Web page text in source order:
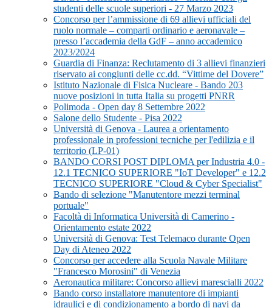
studenti delle scuole superiori - 27 Marzo 2023
Concorso per l’ammissione di 69 allievi ufficiali del
ruolo normale – comparti ordinario e aeronavale –
presso l’accademia della GdF – anno accademico
2023/2024
Guardia di Finanza: Reclutamento di 3 allievi finanzieri
riservato ai congiunti delle cc.dd. “Vittime del Dovere”
Istituto Nazionale di Fisica Nucleare - Bando 203
nuove posizioni in tutta Italia su progetti PNRR
Polimoda - Open day 8 Settembre 2022
Salone dello Studente - Pisa 2022
Università di Genova - Laurea a orientamento
professionale in professioni tecniche per l'edilizia e il
territorio (LP-01)
BANDO CORSI POST DIPLOMA per Industria 4.0 -
12.1 TECNICO SUPERIORE "IoT Developer" e 12.2
TECNICO SUPERIORE "Cloud & Cyber Specialist"
Bando di selezione "Manutentore mezzi terminal
portuale"
Facoltà di Informatica Università di Camerino -
Orientamento estate 2022
Università di Genova: Test Telemaco durante Open
Day di Ateneo 2022
Concorso per accedere alla Scuola Navale Militare
"Francesco Morosini" di Venezia
Aeronautica militare: Concorso allievi marescialli 2022
Bando corso installatore manutentore di impianti
idraulici e di condizionamento a bordo di navi da